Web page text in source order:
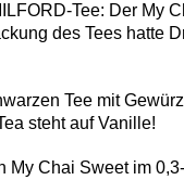
Tee: Der My
des Tees hatte
Tee mit
steht auf Vanille!
My Chai Sweet im